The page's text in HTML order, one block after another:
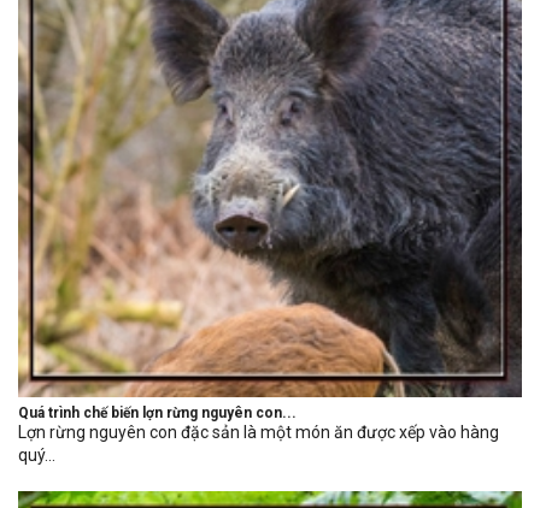
Quá trình chế biến lợn rừng nguyên con...
Lợn rừng nguyên con đặc sản là một món ăn được xếp vào hàng
quý...